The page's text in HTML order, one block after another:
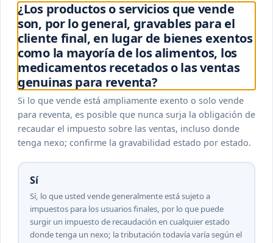
¿Los productos o servicios que vende
son, por lo general, gravables para el
cliente final, en lugar de bienes exentos
como la mayoría de los alimentos, los
medicamentos recetados o las ventas
genuinas para reventa?
Si lo que vende está ampliamente exento o solo vende
para reventa, es posible que nunca surja la obligación de
recaudar el impuesto sobre las ventas, incluso donde
tenga nexo; confirme la gravabilidad estado por estado.
Sí
Sí, lo que usted vende generalmente está sujeto a
impuestos para los usuarios finales, por lo que puede
surgir un impuesto de recaudación en cualquier estado
donde tenga un nexo; la tributación todavía varía según el